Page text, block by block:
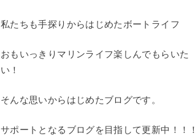
私たちも手探りからはじめたボートライフ
おもいっきりマリンライフ楽しんでもらいた
い！
そんな思いからはじめたブログです。
サポートとなるブログを目指して更新中！！！